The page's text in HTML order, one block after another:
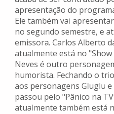
apresentação do
Ele também vai
no segundo semestre, e
emissora. Carlos Alberto
atualmente está no
Neves é outro
humorista. Fechando o
aos personagens Gluglu
passou pelo "Pânico na
atualmente também está